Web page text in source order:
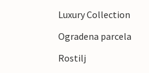
Luxury Collection
Ogradena parcela
Rostilj